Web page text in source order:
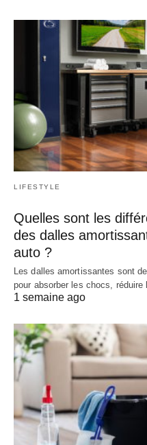
LIFESTYLE
Quelles sont les
des dalles
auto ?
Les dalles amortissantes sont
pour absorber les chocs,
1 semaine ago